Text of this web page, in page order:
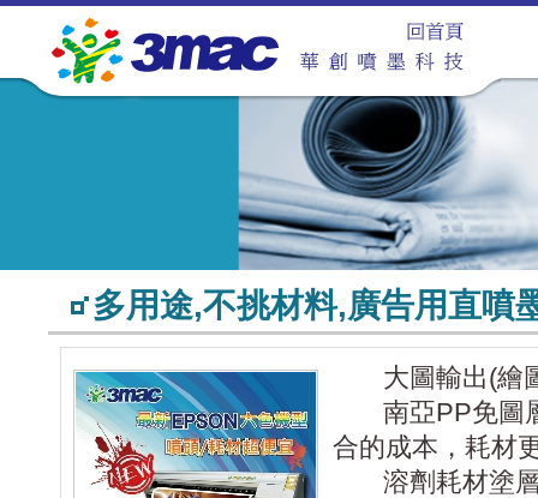
多用途,不挑材料,廣告用直噴
大圖輸出(繪圖
南亞PP免圖層
合的成本，耗材
溶劑耗材塗層